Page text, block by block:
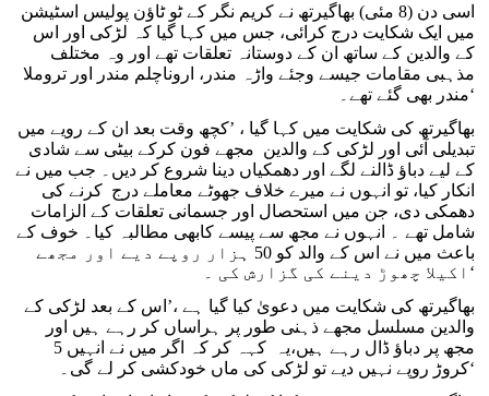
اسی دن (8 مئی) بھاگیرتھ نے کریم نگر کے ٹو ٹاؤن پولیس اسٹیشن
میں ایک شکایت درج کرائی، جس میں کہا گیا کہ لڑکی اور اس
کے والدین کے ساتھ ان کے دوستانہ تعلقات تھے اور وہ مختلف
مذہبی مقامات جیسے وجئے واڑہ مندر، اروناچلم مندر اور تروملا
مندر بھی گئے تھے۔‘
بھاگیرتھ کی شکایت میں کہا گیا ، ’کچھ وقت بعد ان کے رویے میں
تبدیلی آئی اور لڑکی کے والدین مجھے فون کرکے بیٹی سے شادی
کے لیے دباؤ ڈالنے لگے اور دھمکیاں دینا شروع کر دیں۔ جب میں نے
انکار کیا، تو انہوں نے میرے خلاف جھوٹے معاملے درج کرنے کی
دھمکی دی، جن میں استحصال اور جسمانی تعلقات کے الزامات
شامل تھے ۔ انہوں نے مجھ سے پیسے کابھی مطالبہ کیا۔ خوف کے
باعث میں نے اس کے والد کو 50 ہزار روپے دیے اور مجھے
اکیلا چھوڑ دینے کی گزارش کی ۔‘
بھاگیرتھ کی شکایت میں دعویٰ کیا گیا ہے ،’اس کے بعد لڑکی کے
والدین مسلسل مجھے ذہنی طور پر ہراساں کر رہے ہیں اور
مجھ پر دباؤ ڈال رہے ہیں،یہ کہہ کر کہ اگر میں نے انہیں 5
کروڑ روپے نہیں دیے تو لڑکی کی ماں خودکشی کر لے گی۔‘